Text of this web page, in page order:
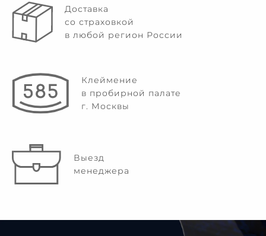
Доставка
со страховкой
в любой регион России
Клеймение
в пробирной палате
г. Москвы
Выезд
менеджера